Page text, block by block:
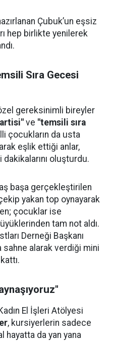
Çubuk’un eşsiz
hep birlikte yenilerek
Sıra Gecesi
gereksinimli bireyler
ve "temsili sıra
çocukların da usta
eşlik ettiği anlar,
oluşturdu.
başa gerçekleştirilen
yakan top oynayarak
çocuklar ise
tam not aldı.
Derneği Başkanı
sahne alarak verdiği mini
El İşleri Atölyesi
, kursiyerlerin sadece
hayatta da yan yana